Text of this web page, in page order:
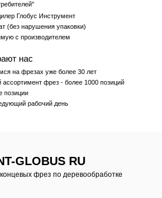
нас
на фрезах уже более 30 лет
фрез - более 1000 позиций
позиции
рабочий день
Глобус Инструмент
(без нарушения упаковки)
с производителем
GLOBUS RU
фрез по деревообработке